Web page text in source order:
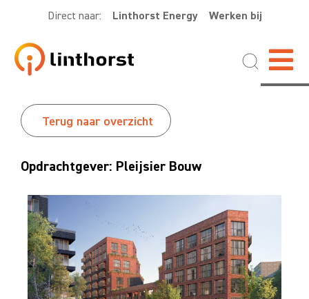
Direct naar: Linthorst Energy Werken bij
Terug naar overzicht
Opdrachtgever: Pleijsier Bouw